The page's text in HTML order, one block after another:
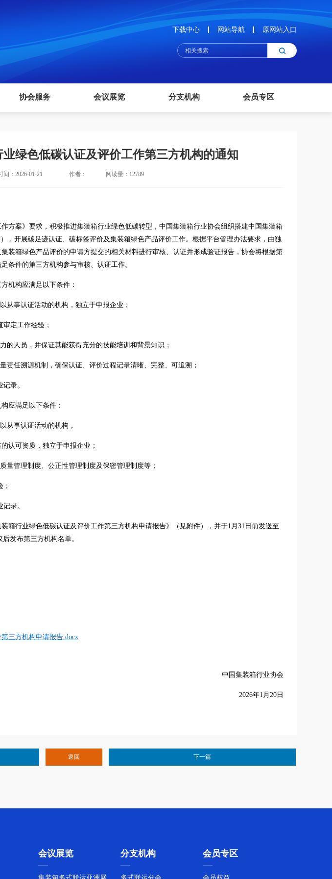
下载中心 网站导航 原网站入口
协会服务 会议展览 分支机构 会员专区
绿色低碳认证及评价工作第三方机构的通知
间：2026-01-21 作者： 阅读量：12789
方案》要求，积极推进集装箱行业绿色低碳转型，中国集装箱行业协会组织搭建中国集装箱
，开展碳足迹认证、碳标签评价及集装箱绿色产品评价工作。根据平台管理办法要求，由独
装箱绿色产品评价的申请方提交的相关材料进行审核、认证并形成验证报告，协会将根据第
条件的第三方机构参与审核、认证工作。
机构应满足以下条件：
从事认证活动的机构，独立于申报企业；
定工作经验；
的人员，并保证其能获得充分的技能培训和背景知识；
责任溯源机制，确保认证、评价过程记录清晰、完整、可追溯；
录。
应满足以下条件：
从事认证活动的机构，
认可资质，独立于申报企业；
量管理制度、公正性管理制度及保密管理制度等；
录。
箱行业绿色低碳认证及评价工作第三方机构申请报告》（见附件），并于1月31日前发送至
后发布第三方机构名单。
三方机构申请报告.docx
中国集装箱行业协会
2026年1月20日
返回 下一篇
会议展览 分支机构 会员专区